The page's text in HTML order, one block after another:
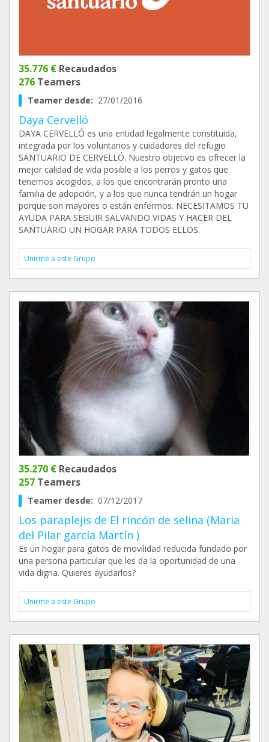
35.776 € Recaudados
276 Teamers
Teamer desde: 27/01/2016
Daya Cervelló
DAYA CERVELLÓ es una entidad legalmente constituida,
integrada por los voluntarios y cuidadores del refugio
SANTUARIO DE CERVELLÓ. Nuestro objetivo es ofrecer la
mejor calidad de vida posible a los perros y gatos que
tenemos acogidos, a los que encontrarán pronto una
familia de adopción, y a los que nunca tendrán un hogar
porque son mayores o están enfermos. NECESITAMOS TU
AYUDA PARA SEGUIR SALVANDO VIDAS Y HACER DEL
SANTUARIO UN HOGAR PARA TODOS ELLOS.
Unirme a este Grupo
35.270 € Recaudados
257 Teamers
Teamer desde: 07/12/2017
Los paraplejis de El rincón de selina (Maria
del Pilar garcía Martín )
Es un hogar para gatos de movilidad reducida fundado por
una persona particular que les da la oportunidad de una
vida digna. Quieres ayudarlos?
Unirme a este Grupo